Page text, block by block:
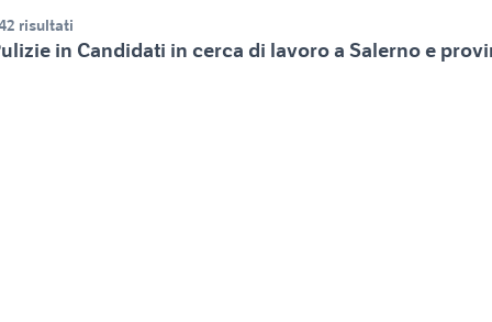
risultati
in Candidati in cerca di lavoro a Salerno e